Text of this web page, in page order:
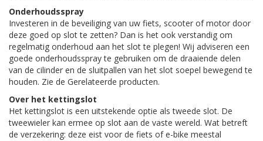
Onderhoudsspray
Investeren in de beveiliging van uw fiets, scooter of motor door
deze goed op slot te zetten? Dan is het ook verstandig om
regelmatig onderhoud aan het slot te plegen! Wij adviseren een
goede onderhoudsspray te gebruiken om de draaiende delen
van de cilinder en de sluitpallen van het slot soepel bewegend te
houden. Zie de Gerelateerde producten.
Over het kettingslot
Het kettingslot is een uitstekende optie als tweede slot. De
tweewieler kan ermee op slot aan de vaste wereld. Wat betreft
de verzekering: deze eist voor de fiets of e-bike meestal